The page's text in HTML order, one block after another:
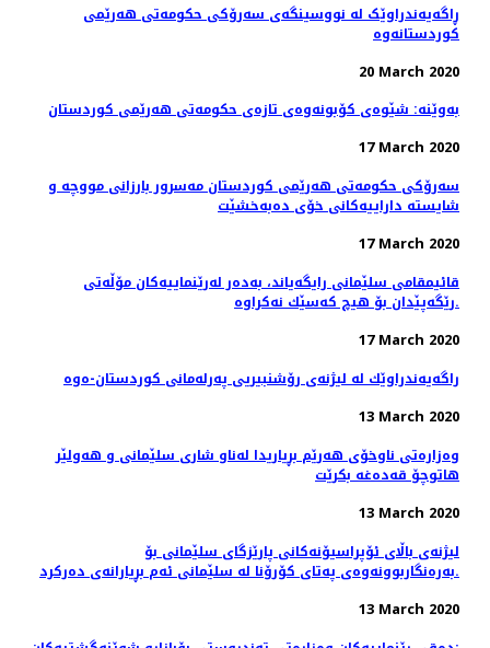
ڕاگەیەندراوێک لە نووسینگەی سەرۆکی حکومەتی هەرێمی
کوردستانەوە
20 March 2020
بەوێنە: شێوەی کۆبونەوەی تازەی حکومەتی هەرێمی کوردستان
17 March 2020
سەرۆکی حکومەتی هەرێمی کوردستان مەسرور بارزانی مووچە و
شایستە داراییەکانی خۆی دەبەخشێت
17 March 2020
قائیمقامی سلێمانی رایگه‌یاند، به‌ده‌ر له‌رێنماییه‌كان مۆڵه‌تی
رێگه‌پێدان بۆ هیچ كه‌سێك نه‌كراوه‌.
17 March 2020
راگه‌یه‌ندراوێك لە لیژنەی رۆشنبیریی پەرلەمانی كوردستان-ەوە
13 March 2020
وەزارەتی ناوخۆی هەرێم بڕیاریدا لەناو شاری سلێمانی و هەولێر
هاتوچۆ قەدەغە بکرێت
13 March 2020
لیژنەی باڵای ئۆپراسیۆنەكانی پارێزگای سلێمانی بۆ
بەرەنگاربوونەوەی پەتای كۆرۆنا لە سلێمانی ئەم بڕیارانەی دەرکرد.
13 March 2020